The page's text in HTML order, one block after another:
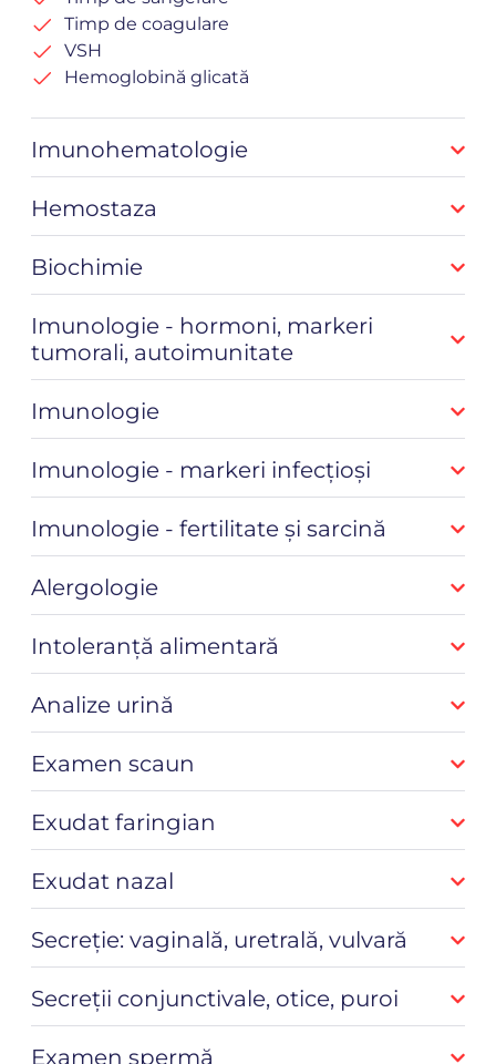
Timp de coagulare
VSH
Hemoglobină glicată
Imunohematologie
Hemostaza
Biochimie
Imunologie - hormoni, markeri
tumorali, autoimunitate
Imunologie
Imunologie - markeri infecțioși
Imunologie - fertilitate și sarcină
Alergologie
Intoleranță alimentară
Analize urină
Examen scaun
Exudat faringian
Exudat nazal
Secreție: vaginală, uretrală, vulvară
Secreții conjunctivale, otice, puroi
Examen spermă